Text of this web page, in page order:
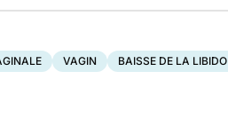
VAGIN BAISSE DE LA LIBIDO